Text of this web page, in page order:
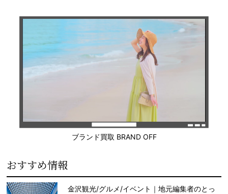
ブランド買取 BRAND OFF
おすすめ情報
金沢観光/グルメ/イベント｜地元編集者のとっ